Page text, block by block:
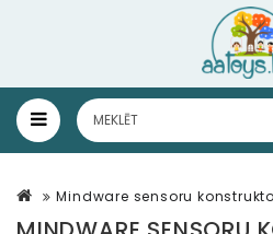
Mindware sensoru